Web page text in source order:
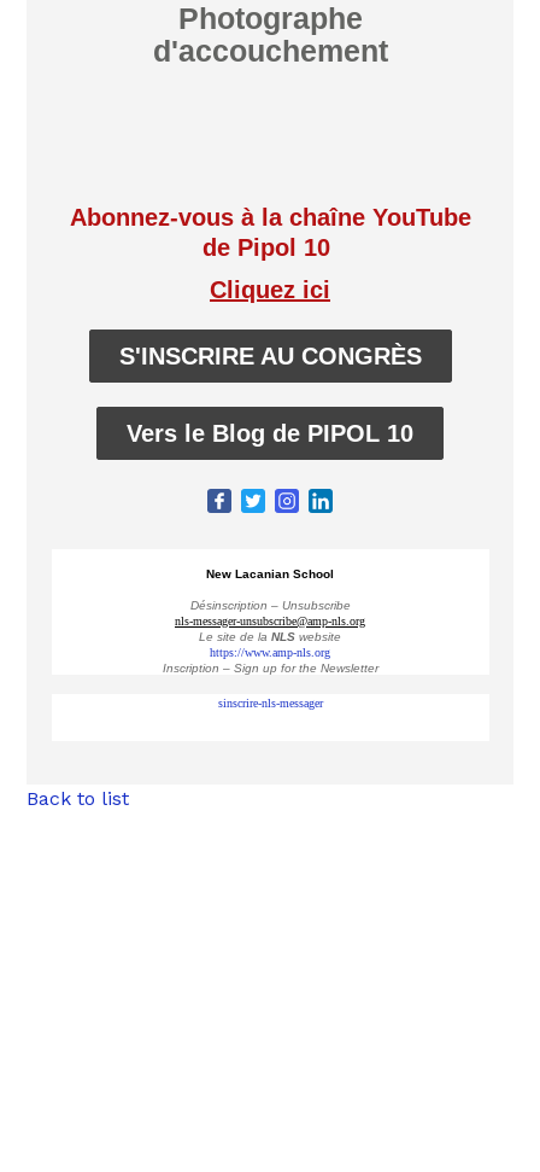
Photographe
d'accouchement
Abonnez-vous à la chaîne YouTube
de Pipol 10
Cliquez ici
S'INSCRIRE AU CONGRÈS
Vers le Blog de PIPOL 10
New Lacanian School
Désinscription – Unsubscribe
nls-messager-unsubscribe@amp-nls.org
Le site de la NLS website
https://www.amp-nls.org
Inscription – Sign up for the Newsletter
sinscrire-nls-messager
Back to list